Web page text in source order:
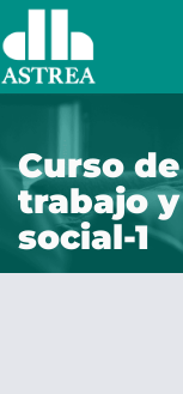
Curso
trabajo
social-1